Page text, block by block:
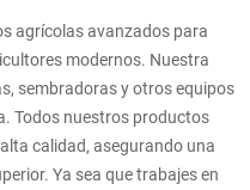
agrícolas avanzados para
modernos. Nuestra
sembradoras y otros equipos
Todos nuestros productos
calidad, asegurando una
Ya sea que trabajes en